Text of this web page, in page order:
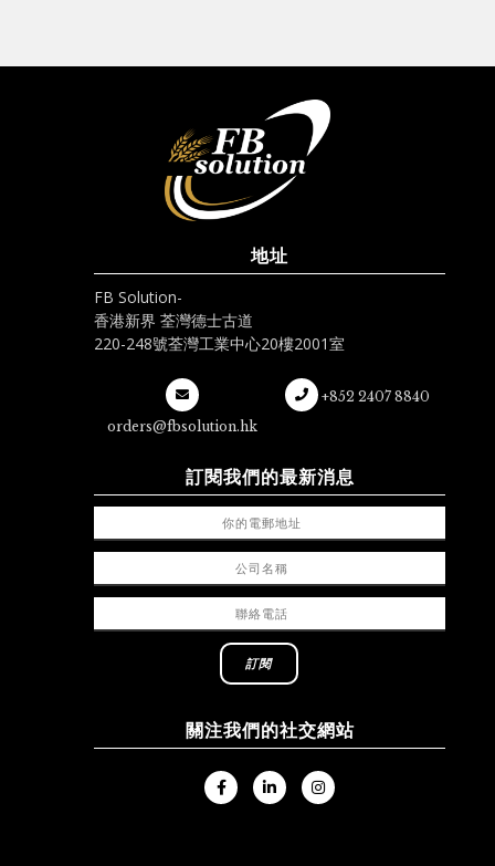
地址
FB Solution-
香港新界 荃灣德士古道
220-248號荃灣工業中心20樓2001室
orders@fbsolution.hk
+852 2407 8840
訂閱我們的最新消息
關注我們的社交網站